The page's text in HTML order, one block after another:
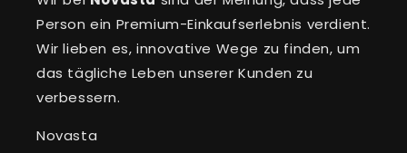
Person ein Premium-Einkaufserlebnis verdient.
Wir lieben es, innovative Wege zu finden, um
das tägliche Leben unserer Kunden zu
verbessern.
Novasta